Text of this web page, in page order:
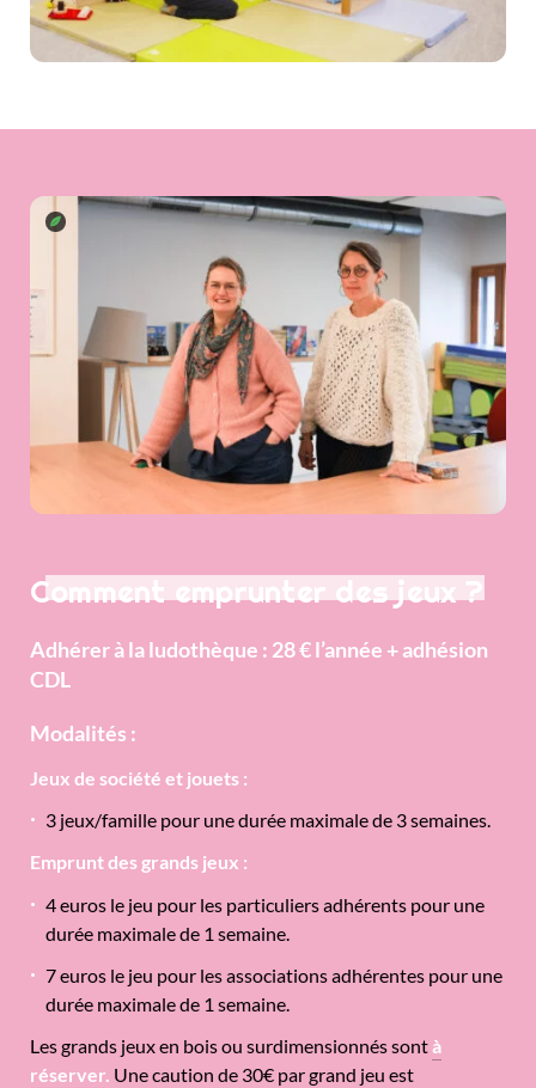
Comment emprunter des jeux ?
Adhérer à la ludothèque : 28 € l’année + adhésion
CDL
Modalités :
Jeux de société et jouets :
3 jeux/famille pour une durée maximale de 3 semaines.
Emprunt des grands jeux :
4 euros le jeu pour les particuliers adhérents pour une
durée maximale de 1 semaine.
7 euros le jeu pour les associations adhérentes pour une
durée maximale de 1 semaine.
Les grands jeux en bois ou surdimensionnés sontà
réserver. Une caution de 30€ par grand jeu est